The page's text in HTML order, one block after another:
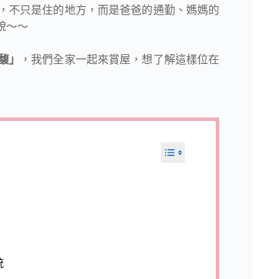
不只是住的地方，而是爸爸的通勤、媽媽的
～～
」
，我們全家一起來賞屋，想了解這樣位在